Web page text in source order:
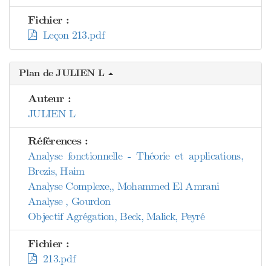
Fichier :
Leçon 213.pdf
Plan de JULIEN L
Auteur :
JULIEN L
Références :
Analyse fonctionnelle - Théorie et applications,
Brezis, Haim
Analyse Complexe,, Mohammed El Amrani
Analyse , Gourdon
Objectif Agrégation, Beck, Malick, Peyré
Fichier :
213.pdf